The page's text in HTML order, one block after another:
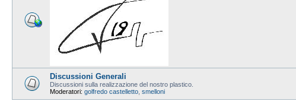
Discussioni Generali
Discussioni sulla realizzazione del nostro plastico.
Moderatori: golfredo castelletto smelloni